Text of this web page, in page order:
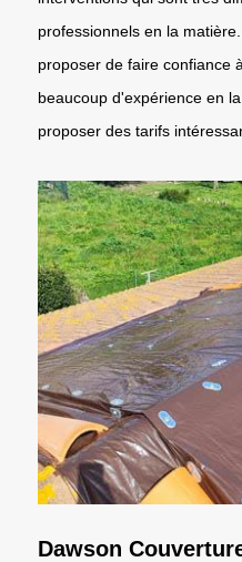
professionnels en la
proposer de faire confiance
beaucoup d'expérience en
proposer des tarifs
Dawson